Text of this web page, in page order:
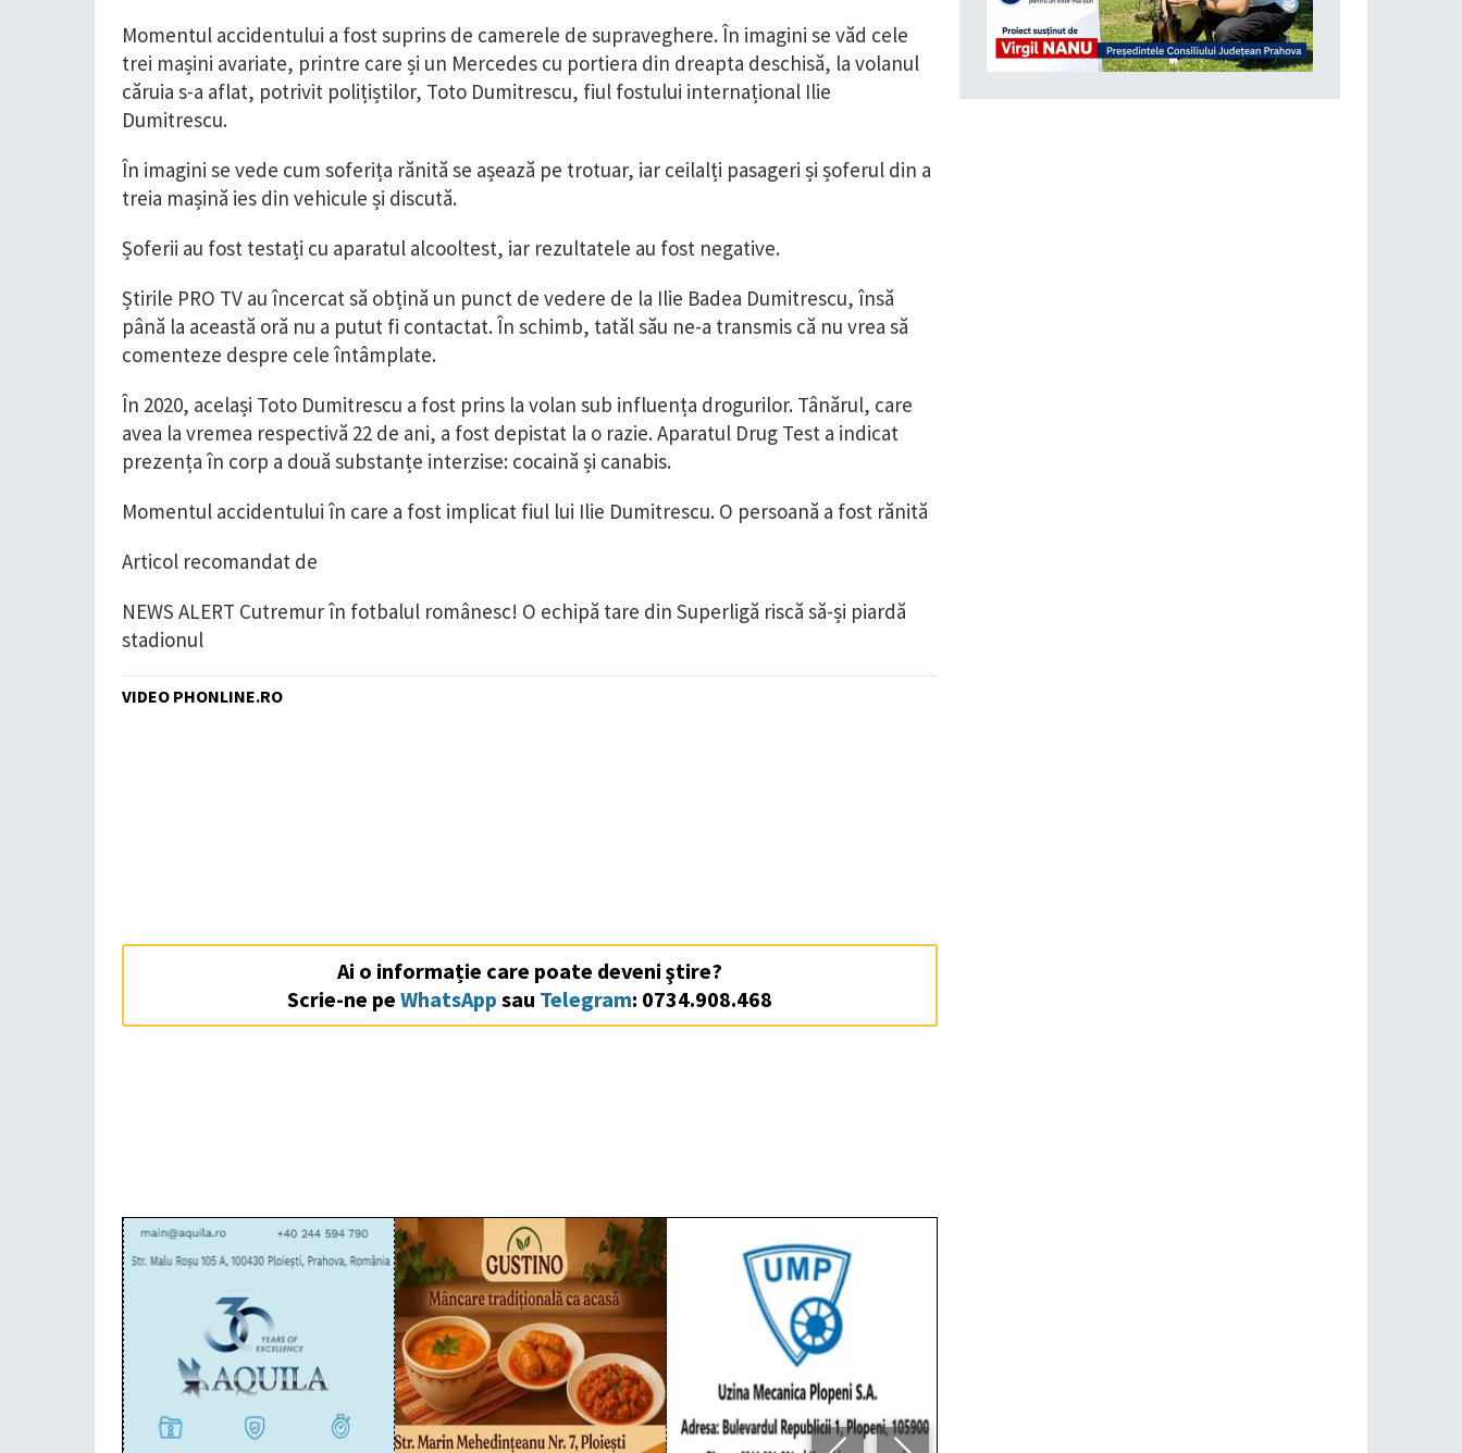
Momentul accidentului a fost suprins de camerele de supraveghere. În imagini se văd cele
trei mașini avariate, printre care și un Mercedes cu portiera din dreapta deschisă, la volanul
căruia s-a aflat, potrivit polițiștilor, Toto Dumitrescu, fiul fostului internațional Ilie
Dumitrescu.
În imagini se vede cum soferița rănită se așează pe trotuar, iar ceilalți pasageri și șoferul din a
treia mașină ies din vehicule și discută.
Șoferii au fost testați cu aparatul alcooltest, iar rezultatele au fost negative.
Știrile PRO TV au încercat să obțină un punct de vedere de la Ilie Badea Dumitrescu, însă
până la această oră nu a putut fi contactat. În schimb, tatăl său ne-a transmis că nu vrea să
comenteze despre cele întâmplate.
În 2020, același Toto Dumitrescu a fost prins la volan sub influența drogurilor. Tânărul, care
avea la vremea respectivă 22 de ani, a fost depistat la o razie. Aparatul Drug Test a indicat
prezența în corp a două substanțe interzise: cocaină și canabis.
Momentul accidentului în care a fost implicat fiul lui Ilie Dumitrescu. O persoană a fost rănită
Articol recomandat de
NEWS ALERT Cutremur în fotbalul românesc! O echipă tare din Superligă riscă să-și piardă
stadionul
VIDEO PHONLINE.RO
Ai o informație care poate deveni ştire?
Scrie-ne peWhatsApp sau Telegram: 0734.908.468